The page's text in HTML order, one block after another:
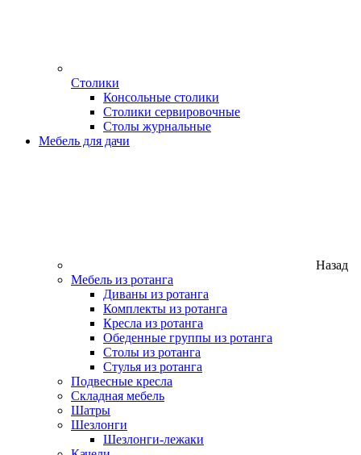
Столики
Консольные столики
Столики сервировочные
Столы журнальные
Мебель для дачи
Назад
Мебель из ротанга
Диваны из ротанга
Комплекты из ротанга
Кресла из ротанга
Обеденные группы из ротанга
Столы из ротанга
Стулья из ротанга
Подвесные кресла
Складная мебель
Шатры
Шезлонги
Шезлонги-лежаки